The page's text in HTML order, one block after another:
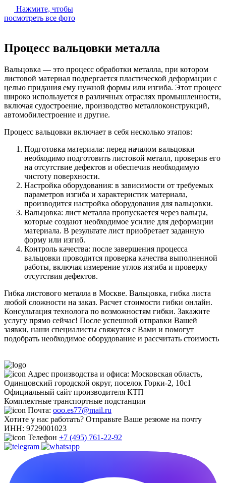
Нажмите, чтобы
посмотреть все фото
Процесс вальцовки металла
Вальцовка — это процесс обработки металла, при котором
листовой материал подвергается пластической деформации с
целью придания ему нужной формы или изгиба. Этот процесс
широко используется в различных отраслях промышленности,
включая судостроение, производство металлоконструкций,
автомобилестроение и другие.
Процесс вальцовки включает в себя несколько этапов:
Подготовка материала: перед началом вальцовки
необходимо подготовить листовой металл, проверив его
на отсутствие дефектов и обеспечив необходимую
чистоту поверхности.
Настройка оборудования: в зависимости от требуемых
параметров изгиба и характеристик материала,
производится настройка оборудования для вальцовки.
Вальцовка: лист металла пропускается через вальцы,
которые создают необходимое усилие для деформации
материала. В результате лист приобретает заданную
форму или изгиб.
Контроль качества: после завершения процесса
вальцовки проводится проверка качества выполненной
работы, включая измерение углов изгиба и проверку
отсутствия дефектов.
Гибка листового металла в Москве. Вальцовка, гибка листа
любой сложности на заказ. Расчет стоимости гибки онлайн.
Консультация технолога по возможностям гибки. Закажите
услугу прямо сейчас! После успешной отправки Вашей
заявки, наши специалисты свяжутся с Вами и помогут
подобрать необходимое оборудование и рассчитать стоимость
Адрес производства и офиса: Московская область,
Одинцовский городской округ, поселок Горки-2, 10с1
Официальный сайт производителя КТП
Комплектные транспортные подстанции
Почта: ooo.es77@mail.ru
Хотите у нас работать? Отправьте Ваше резюме на почту
ИНН: 9729001023
Телефон +7 (495) 761-22-92